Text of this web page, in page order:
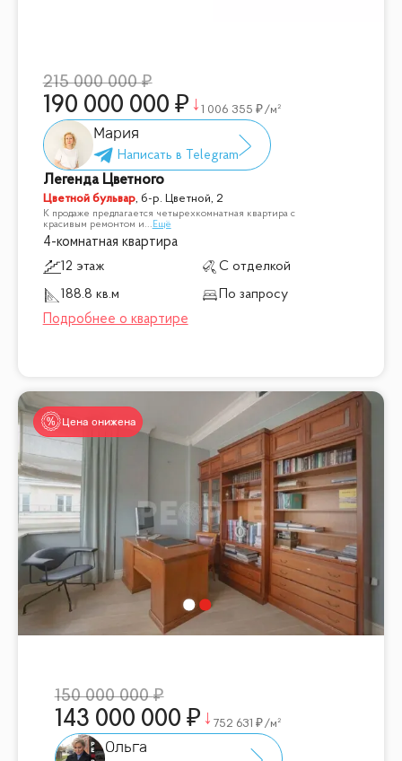
215 000 000
190 000 000 1 006 355 /м²
Мария
Легенда Цветного
Цветной бульвар, б-р. Цветной, 2
К продаже предлагается четырехкомнатная квартира с
красивым ремонтом и... Ещё
4-комнатная квартира
12 этаж
С отделкой
188.8 кв.м
По запросу
Цена снижена
150 000 000
143 000 000 752 631 /м²
Ольга